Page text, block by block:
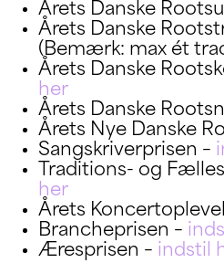
Årets Danske
Årets Danske
(Bemærk: max ét
Årets Danske
her
Årets Danske
Årets Nye Danske
Sangskriverprisen –
Traditions- og
her
Årets
Brancheprisen –
Æresprisen – indstil